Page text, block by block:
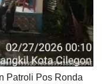
Patroli Pos Ronda